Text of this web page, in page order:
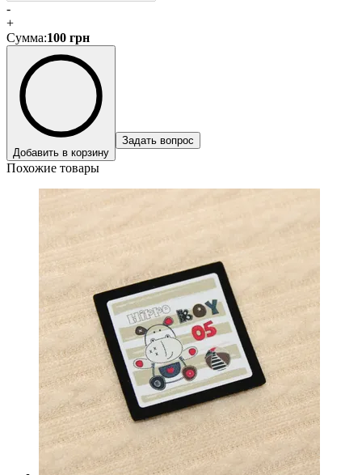
-
+
Сумма:100 грн
Добавить в корзину
Задать вопрос
Похожие товары